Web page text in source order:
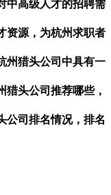
中高级人才的招聘需
资源，为杭州求职者
州猎头公司中具有一
猎头公司推荐哪些，
公司排名情况，排名